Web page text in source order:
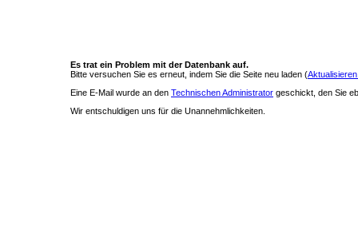
Es trat ein Problem mit der Datenbank auf.
Bitte versuchen Sie es erneut, indem Sie die Seite neu laden (
Eine E-Mail wurde an den Technischen Administrator geschickt, den Sie
Wir entschuldigen uns für die Unannehmlichkeiten.